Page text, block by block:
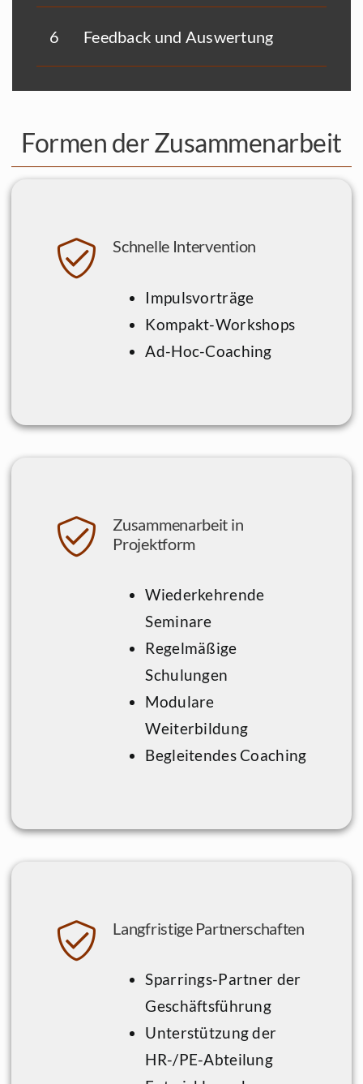
6 Feedback und Auswertung
Formen der Zusammenarbeit
Schnelle Intervention
Impulsvorträge
Kompakt-Workshops
Ad-Hoc-Coaching
Zusammenarbeit in
Projektform
Wiederkehrende
Seminare
Regelmäßige
Schulungen
Modulare
Weiterbildung
Begleitendes Coaching
Langfristige Partnerschaften
Sparrings-Partner der
Geschäftsführung
Unterstützung der
HR-/PE-Abteilung